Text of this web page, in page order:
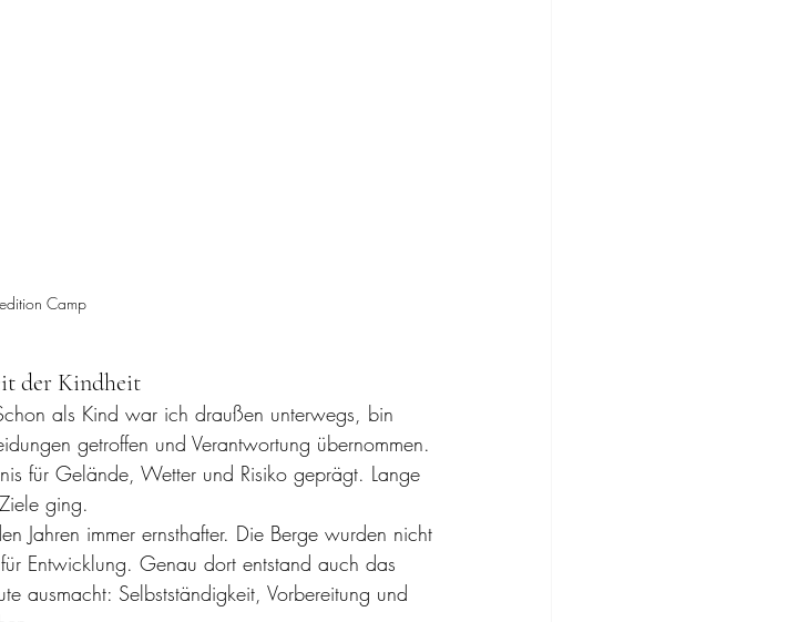
Camp
der Kindheit
als Kind war ich draußen unterwegs, bin
getroffen und Verantwortung übernommen.
für Gelände, Wetter und Risiko geprägt. Lange
ging.
Jahren immer ernsthafter. Die Berge wurden nicht
Entwicklung. Genau dort entstand auch das
ausmacht: Selbstständigkeit, Vorbereitung und